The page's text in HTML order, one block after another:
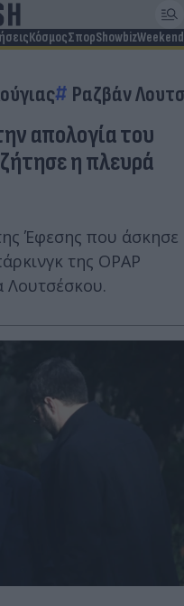
ΚόσμοςΣπορShowbizWeekend
Ραζβάν
απολογία του
η πλευρά
Έφεσης που άσκησε
της OPAP
Λουτσέσκου.